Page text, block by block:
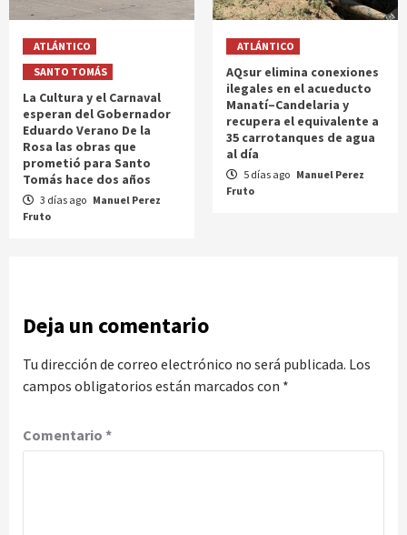
ATLÁNTICO
SANTO TOMÁS
La Cultura y el Carnaval
esperan del Gobernador
Eduardo Verano De la
Rosa las obras que
prometió para Santo
Tomás hace dos años
3 días ago Manuel Perez
Fruto
ATLÁNTICO
AQsur elimina conexiones
ilegales en el acueducto
Manatí–Candelaria y
recupera el equivalente a
35 carrotanques de agua
al día
5 días ago Manuel Perez
Fruto
Deja un comentario
Tu dirección de correo electrónico no será publicada. Los
campos obligatorios están marcados con *
Comentario *